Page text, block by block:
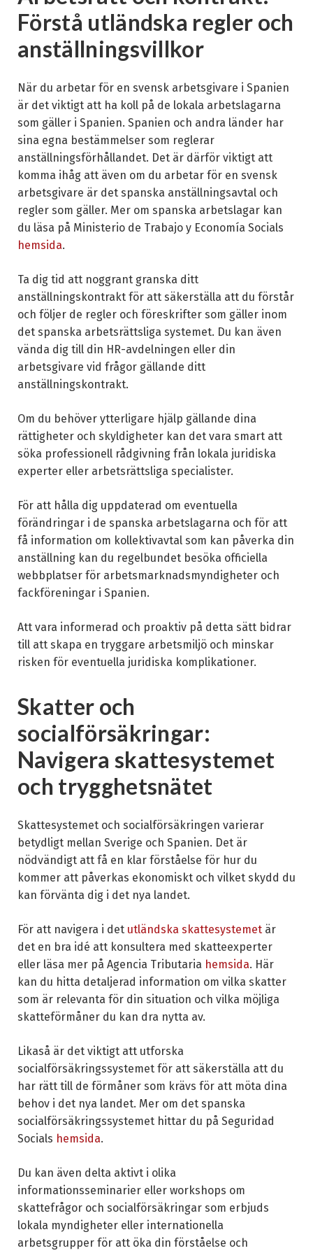
Förstå utländska regler och
anställningsvillkor
När du arbetar för en svensk arbetsgivare i Spanien
är det viktigt att ha koll på de lokala arbetslagarna
som gäller i Spanien. Spanien och andra länder har
sina egna bestämmelser som reglerar
anställningsförhållandet. Det är därför viktigt att
komma ihåg att även om du arbetar för en svensk
arbetsgivare är det spanska anställningsavtal och
regler som gäller. Mer om spanska arbetslagar kan
du läsa på Ministerio de Trabajo y Economía Socials
hemsida.
Ta dig tid att noggrant granska ditt
anställningskontrakt för att säkerställa att du förstår
och följer de regler och föreskrifter som gäller inom
det spanska arbetsrättsliga systemet. Du kan även
vända dig till din HR-avdelningen eller din
arbetsgivare vid frågor gällande ditt
anställningskontrakt.
Om du behöver ytterligare hjälp gällande dina
rättigheter och skyldigheter kan det vara smart att
söka professionell rådgivning från lokala juridiska
experter eller arbetsrättsliga specialister.
För att hålla dig uppdaterad om eventuella
förändringar i de spanska arbetslagarna och för att
få information om kollektivavtal som kan påverka din
anställning kan du regelbundet besöka officiella
webbplatser för arbetsmarknadsmyndigheter och
fackföreningar i Spanien.
Att vara informerad och proaktiv på detta sätt bidrar
till att skapa en tryggare arbetsmiljö och minskar
risken för eventuella juridiska komplikationer.
Skatter och
socialförsäkringar:
Navigera skattesystemet
och trygghetsnätet
Skattesystemet och socialförsäkringen varierar
betydligt mellan Sverige och Spanien. Det är
nödvändigt att få en klar förståelse för hur du
kommer att påverkas ekonomiskt och vilket skydd du
kan förvänta dig i det nya landet.
För att navigera i det utländska skattesystemet är
det en bra idé att konsultera med skatteexperter
eller läsa mer på Agencia Tributaria hemsida. Här
kan du hitta detaljerad information om vilka skatter
som är relevanta för din situation och vilka möjliga
skatteförmåner du kan dra nytta av.
Likaså är det viktigt att utforska
socialförsäkringssystemet för att säkerställa att du
har rätt till de förmåner som krävs för att möta dina
behov i det nya landet. Mer om det spanska
socialförsäkringssystemet hittar du på Seguridad
Socials hemsida.
Du kan även delta aktivt i olika
informationsseminarier eller workshops om
skattefrågor och socialförsäkringar som erbjuds
lokala myndigheter eller internationella
arbetsgrupper för att öka din förståelse och